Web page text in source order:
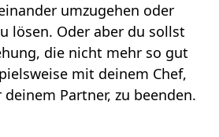
umzugehen oder
lösen. Oder aber du sollst
die nicht mehr so gut
mit deinem Chef,
Partner, zu beenden.